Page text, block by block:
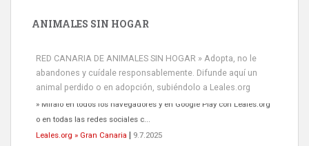
ANIMALES SIN HOGAR
RED CANARIA DE ANIMALES SIN HOGAR » Adopta, no le
abandones y cuídale responsablemente. Difunde aquí un
animal perdido o en adopción, subiéndolo a Leales.org